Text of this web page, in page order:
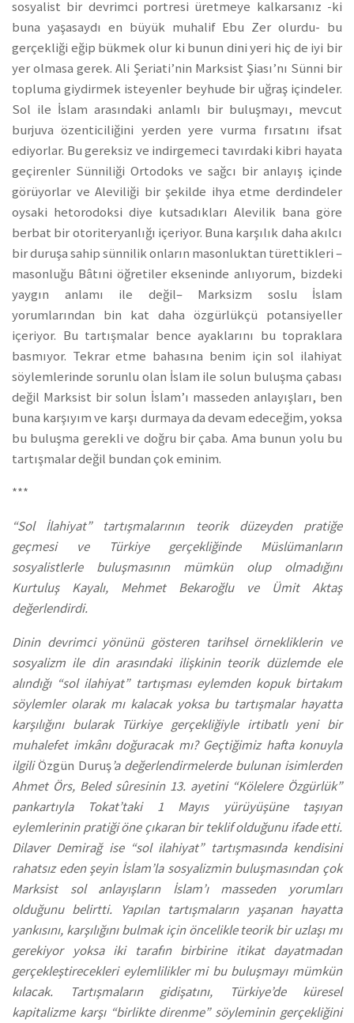
sosyalist bir devrimci portresi üretmeye kalkarsanız -ki
buna yaşasaydı en büyük muhalif Ebu Zer olurdu- bu
gerçekliği eğip bükmek olur ki bunun dini yeri hiç de iyi bir
yer olmasa gerek. Ali Şeriati’nin Marksist Şiası’nı Sünni bir
topluma giydirmek isteyenler beyhude bir uğraş içindeler.
Sol ile İslam arasındaki anlamlı bir buluşmayı, mevcut
burjuva özenticiliğini yerden yere vurma fırsatını ifsat
ediyorlar. Bu gereksiz ve indirgemeci tavırdaki kibri hayata
geçirenler Sünniliği Ortodoks ve sağcı bir anlayış içinde
görüyorlar ve Aleviliği bir şekilde ihya etme derdindeler
oysaki hetorodoksi diye kutsadıkları Alevilik bana göre
berbat bir otoriteryanlığı içeriyor. Buna karşılık daha akılcı
bir duruşa sahip sünnilik onların masonluktan türettikleri –
masonluğu Bâtıni öğretiler ekseninde anlıyorum, bizdeki
yaygın anlamı ile değil– Marksizm soslu İslam
yorumlarından bin kat daha özgürlükçü potansiyeller
içeriyor. Bu tartışmalar bence ayaklarını bu topraklara
basmıyor. Tekrar etme bahasına benim için sol ilahiyat
söylemlerinde sorunlu olan İslam ile solun buluşma çabası
değil Marksist bir solun İslam’ı masseden anlayışları, ben
buna karşıyım ve karşı durmaya da devam edeceğim, yoksa
bu buluşma gerekli ve doğru bir çaba. Ama bunun yolu bu
tartışmalar değil bundan çok eminim.
***
“Sol İlahiyat” tartışmalarının teorik düzeyden pratiğe
geçmesi ve Türkiye gerçekliğinde Müslümanların
sosyalistlerle buluşmasının mümkün olup olmadığını
Kurtuluş Kayalı, Mehmet Bekaroğlu ve Ümit Aktaş
değerlendirdi.
Dinin devrimci yönünü gösteren tarihsel örnekliklerin ve
sosyalizm ile din arasındaki ilişkinin teorik düzlemde ele
alındığı “sol ilahiyat” tartışması eylemden kopuk birtakım
söylemler olarak mı kalacak yoksa bu tartışmalar hayatta
karşılığını bularak Türkiye gerçekliğiyle irtibatlı yeni bir
muhalefet imkânı doğuracak mı? Geçtiğimiz hafta konuyla
ilgiliÖzgün Duruş’a değerlendirmelerde bulunan isimlerden
Ahmet Örs, Beled sûresinin 13. ayetini “Kölelere Özgürlük”
pankartıyla Tokat’taki 1 Mayıs yürüyüşüne taşıyan
eylemlerinin pratiği öne çıkaran bir teklif olduğunu ifade etti.
Dilaver Demirağ ise “sol ilahiyat” tartışmasında kendisini
rahatsız eden şeyin İslam’la sosyalizmin buluşmasından çok
Marksist sol anlayışların İslam’ı masseden yorumları
olduğunu belirtti. Yapılan tartışmaların yaşanan hayatta
yankısını, karşılığını bulmak için öncelikle teorik bir uzlaşı mı
gerekiyor yoksa iki tarafın birbirine itikat dayatmadan
gerçekleştirecekleri eylemlilikler mi bu buluşmayı mümkün
kılacak. Tartışmaların gidişatını, Türkiye’de küresel
kapitalizme karşı “birlikte direnme” söyleminin gerçekliğini